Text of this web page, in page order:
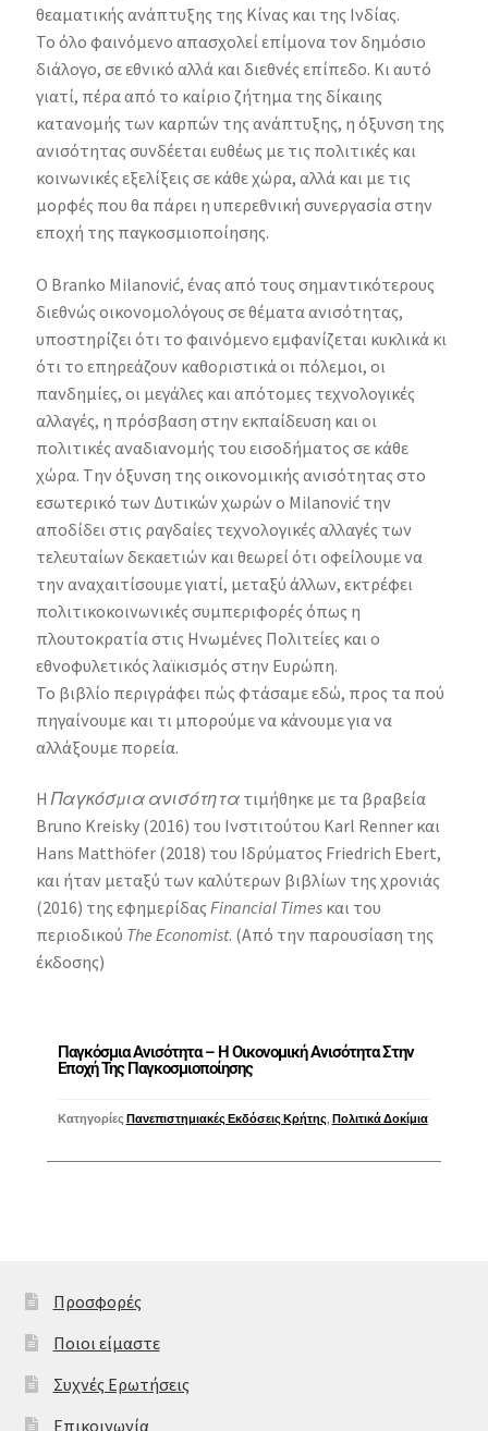
θεαματικής ανάπτυξης της Κίνας και της Ινδίας.
Το όλο φαινόμενο απασχολεί επίμονα τον δημόσιο
διάλογο, σε εθνικό αλλά και διεθνές επίπεδο. Κι αυτό
γιατί, πέρα από το καίριο ζήτημα της δίκαιης
κατανομής των καρπών της ανάπτυξης, η όξυνση της
ανισότητας συνδέεται ευθέως με τις πολιτικές και
κοινωνικές εξελίξεις σε κάθε χώρα, αλλά και με τις
μορφές που θα πάρει η υπερεθνική συνεργασία στην
εποχή της παγκοσμιοποίησης.
Ο Branko Milanović, ένας από τους σημαντικότερους
διεθνώς οικονομολόγους σε θέματα ανισότητας,
υποστηρίζει ότι το φαινόμενο εμφανίζεται κυκλικά κι
ότι το επηρεάζουν καθοριστικά οι πόλεμοι, οι
πανδημίες, οι μεγάλες και απότομες τεχνολογικές
αλλαγές, η πρόσβαση στην εκπαίδευση και οι
πολιτικές αναδιανομής του εισοδήματος σε κάθε
χώρα. Tην όξυνση της οικονομικής ανισότητας στο
εσωτερικό των Δυτικών χωρών o Milanović την
αποδίδει στις ραγδαίες τεχνολογικές αλλαγές των
τελευταίων δεκαετιών και θεωρεί ότι οφείλουμε να
την αναχαιτίσουμε γιατί, μεταξύ άλλων, εκτρέφει
πολιτικοκοινωνικές συμπεριφορές όπως η
πλουτοκρατία στις Ηνωμένες Πολιτείες και ο
εθνοφυλετικός λαϊκισμός στην Ευρώπη.
Το βιβλίο περιγράφει πώς φτάσαμε εδώ, προς τα πού
πηγαίνουμε και τι μπορούμε να κάνουμε για να
αλλάξουμε πορεία.
ΗΠαγκόσμια ανισότητατιμήθηκε με τα βραβεία
Bruno Kreisky (2016) του Ινστιτούτου Karl Renner και
Hans Matthöfer (2018) του Ιδρύματος Friedrich Ebert,
και ήταν μεταξύ των καλύτερων βιβλίων της χρονιάς
(2016) της εφημερίδας Financial Timesκαι του
περιοδικού The Economist. (Από την παρουσίαση της
έκδοσης)
Παγκόσμια Ανισότητα – Η Οικονομική Ανισότητα Στην
Εποχή Της Παγκοσμιοποίησης
Κατηγορίες Πανεπιστημιακές Εκδόσεις Κρήτης, Πολιτικά Δοκίμια
Προσφορές
Ποιοι είμαστε
Συχνές Ερωτήσεις
Επικοινωνία